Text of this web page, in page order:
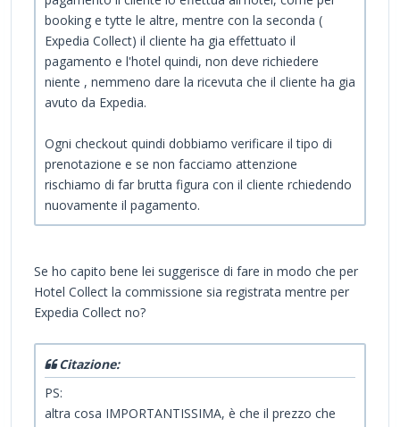
booking e tytte le altre, mentre con la seconda (
Expedia Collect) il cliente ha gia effettuato il
pagamento e l'hotel quindi, non deve richiedere
niente , nemmeno dare la ricevuta che il cliente ha gia
avuto da Expedia.
Ogni checkout quindi dobbiamo verificare il tipo di
prenotazione e se non facciamo attenzione
rischiamo di far brutta figura con il cliente rchiedendo
nuovamente il pagamento.
Se ho capito bene lei suggerisce di fare in modo che per
Hotel Collect la commissione sia registrata mentre per
Expedia Collect no?
Citazione:
PS:
altra cosa IMPORTANTISSIMA, è che il prezzo che